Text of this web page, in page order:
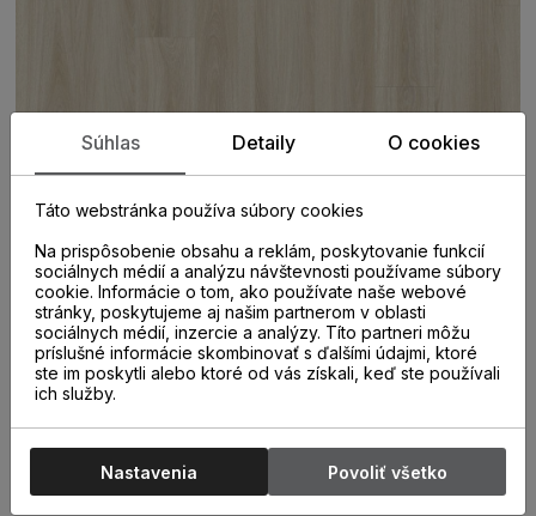
PARAMETRE
Súhlas Detaily O cookies
Táto webstránka používa súbory cookies
Na prispôsobenie obsahu a reklám, poskytovanie funkcií
sociálnych médií a analýzu návštevnosti používame súbory
cookie. Informácie o tom, ako používate naše webové
stránky, poskytujeme aj našim partnerom v oblasti
sociálnych médií, inzercie a analýzy. Títo partneri môžu
príslušné informácie skombinovať s ďalšími údajmi, ktoré
ste im poskytli alebo ktoré od vás získali, keď ste používali
ich služby.
Nastavenia Povoliť všetko